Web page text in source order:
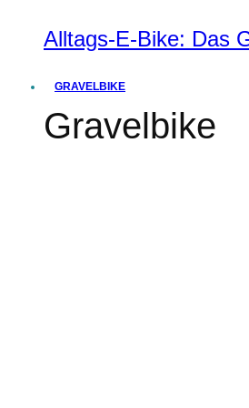
Alltags-E-Bike: Das
GRAVELBIKE
Gravelbike